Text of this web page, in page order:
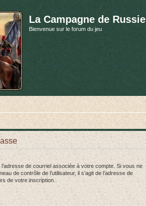
La Campagne de Russie
Bienvenue sur le forum du jeu
de courriel associée à votre compte. Si vous ne
de contrôle de l’utilisateur, il s’agit de l’adresse de
de votre inscription.